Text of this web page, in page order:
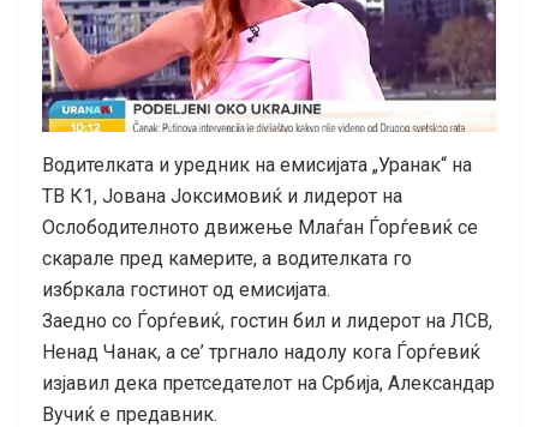
Водителката и уредник на емисијата „Уранак“ на
ТВ К1, Јована Јоксимовиќ и лидерот на
Ослободителното движење Млаѓан Ѓорѓевиќ се
скарале пред камерите, а водителката го
избркала гостинот од емисијата.
Заедно со Ѓорѓевиќ, гостин бил и лидерот на ЛСВ,
Ненад Чанак, а се’ тргнало надолу кога Ѓорѓевиќ
изјавил дека претседателот на Србија, Александар
Вучиќ е предавник.